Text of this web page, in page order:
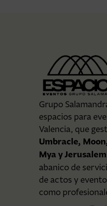
Grupo
espacios para
Valencia, que
Umbracle,
Mya y Jerusalem
abanico de
de actos y
como